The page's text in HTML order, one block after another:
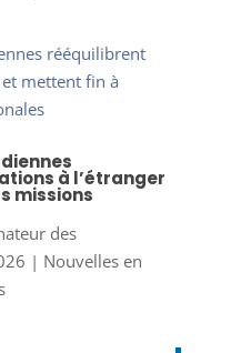
à l’étranger
missions
des
| Nouvelles en